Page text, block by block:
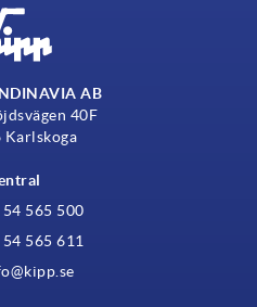
AB
40F
Karlskoga
54 565 500
54 565 611